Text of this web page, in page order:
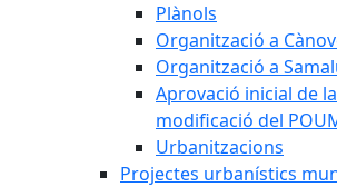
Plànols
Organització a
Organització a
Aprovació inicial de
modificació del
Urbanitzacions
Projectes urbanístics